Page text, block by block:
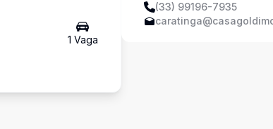
1 Vaga
(33) 99196-7935